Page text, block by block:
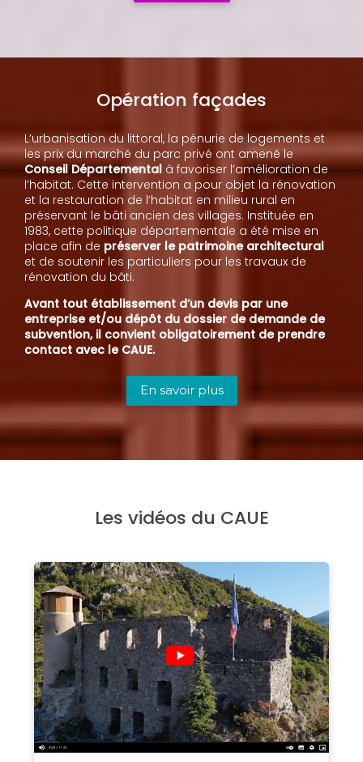
Opération façades
L’urbanisation du littoral, la pénurie de logements et
les prix du marché du parc privé ont amené le
Conseil Départemental à favoriser l’amélioration de
l’habitat. Cette intervention a pour objet la rénovation
et la restauration de l’habitat en milieu rural en
préservant le bâti ancien des villages. Instituée en
1983, cette politique départementale a été mise en
place afin de préserver le patrimoine architectural
et de soutenir les particuliers pour les travaux de
rénovation du bâti.
Avant tout établissement d’un devis par une
entreprise et/ou dépôt du dossier de demande de
subvention, il convient obligatoirement de prendre
contact avec le CAUE.
En savoir plus
Les vidéos du CAUE